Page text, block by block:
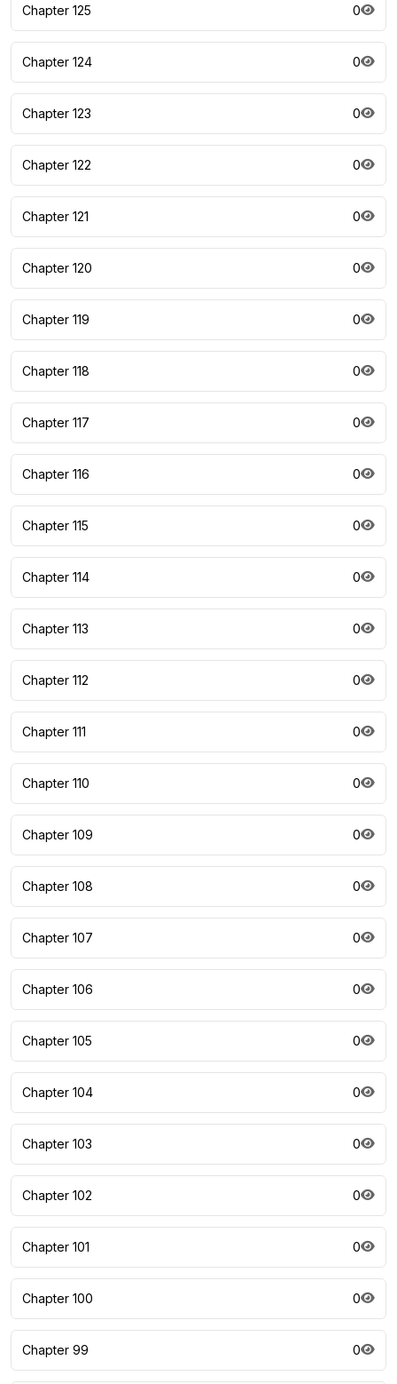
Chapter 125 0
Chapter 124 0
Chapter 123 0
Chapter 122 0
Chapter 121 0
Chapter 120 0
Chapter 119 0
Chapter 118 0
Chapter 117 0
Chapter 116 0
Chapter 115 0
Chapter 114 0
Chapter 113 0
Chapter 112 0
Chapter 111 0
Chapter 110 0
Chapter 109 0
Chapter 108 0
Chapter 107 0
Chapter 106 0
Chapter 105 0
Chapter 104 0
Chapter 103 0
Chapter 102 0
Chapter 101 0
Chapter 100 0
Chapter 99 0